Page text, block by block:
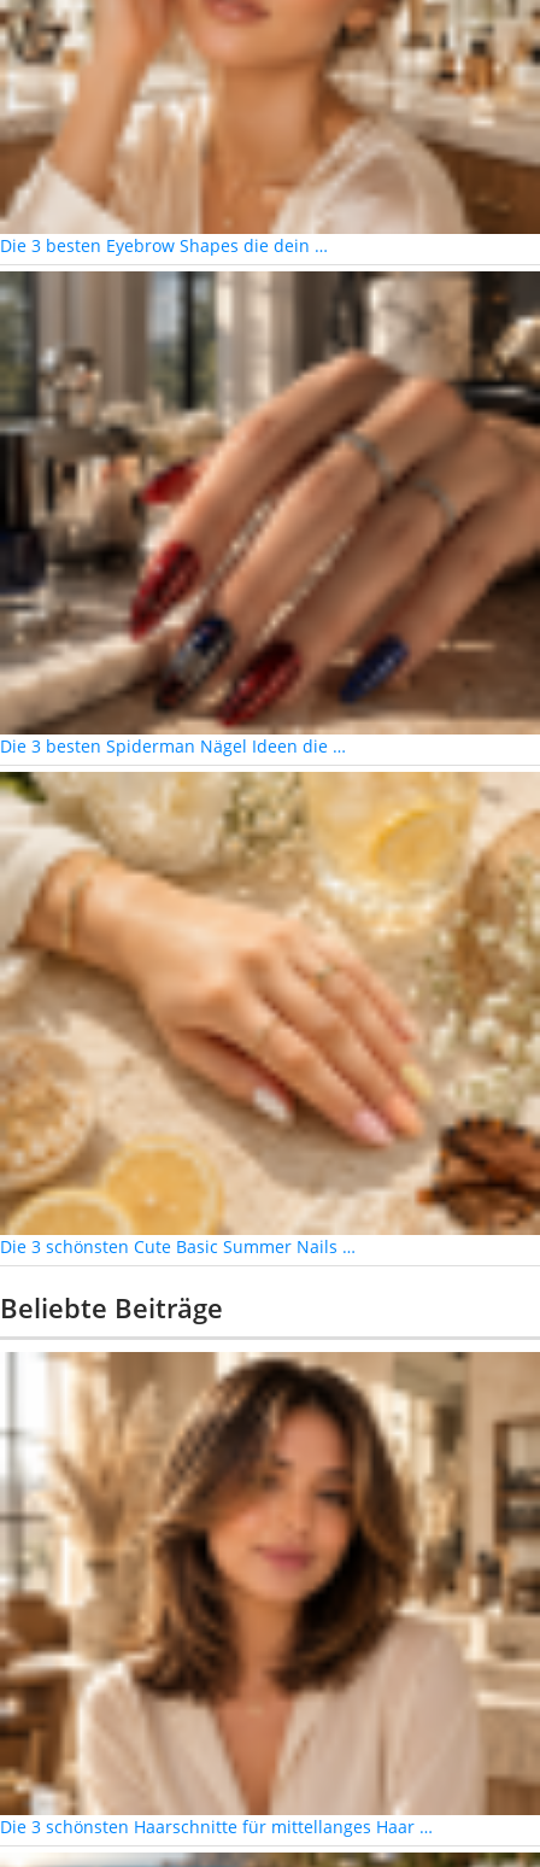
Die 3 besten Eyebrow Shapes die dein …
Die 3 besten Spiderman Nägel Ideen die …
Die 3 schönsten Cute Basic Summer Nails …
Beliebte Beiträge
Die 3 schönsten Haarschnitte für mittellanges Haar …